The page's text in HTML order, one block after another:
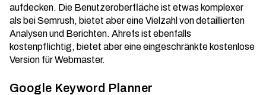
aufdecken. Die Benutzeroberfläche ist etwas komplexer
als bei Semrush, bietet aber eine Vielzahl von detaillierten
Analysen und Berichten. Ahrefs ist ebenfalls
kostenpflichtig, bietet aber eine eingeschränkte kostenlose
Version für Webmaster.
Google Keyword Planner